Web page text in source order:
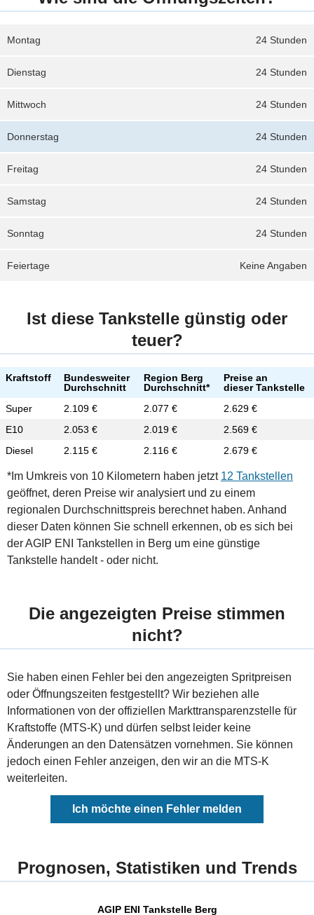
24 Stunden
Montag
24 Stunden
Dienstag
24 Stunden
Mittwoch
24 Stunden
Donnerstag
24 Stunden
Freitag
24 Stunden
Samstag
24 Stunden
Sonntag
Keine Angaben
Feiertage
Ist diese Tankstelle günstig oder
teuer?
Kraftstoff
Bundesweiter
Durchschnitt
Region Berg
Durchschnitt*
Preise an
dieser Tankstelle
Super
2.109 € 2.077 €
2.629 €
E10
2.053 € 2.019 €
2.569 €
Diesel
2.115 € 2.116 € 2.679 €
*Im Umkreis von 10 Kilometern haben jetzt 12 Tankstellen
geöffnet, deren Preise wir analysiert und zu einem
regionalen Durchschnittspreis berechnet haben. Anhand
dieser Daten können Sie schnell erkennen, ob es sich bei
der AGIP ENI Tankstellen in Berg um eine günstige
Tankstelle handelt - oder nicht.
Die angezeigten Preise stimmen
nicht?
Sie haben einen Fehler bei den angezeigten Spritpreisen
oder Öffnungszeiten festgestellt? Wir beziehen alle
Informationen von der offiziellen Markttransparenzstelle für
Kraftstoffe (MTS-K) und dürfen selbst leider keine
Änderungen an den Datensätzen vornehmen. Sie können
jedoch einen Fehler anzeigen, den wir an die MTS-K
weiterleiten.
Ich möchte einen Fehler melden
Prognosen, Statistiken und Trends
AGIP ENI Tankstelle Berg